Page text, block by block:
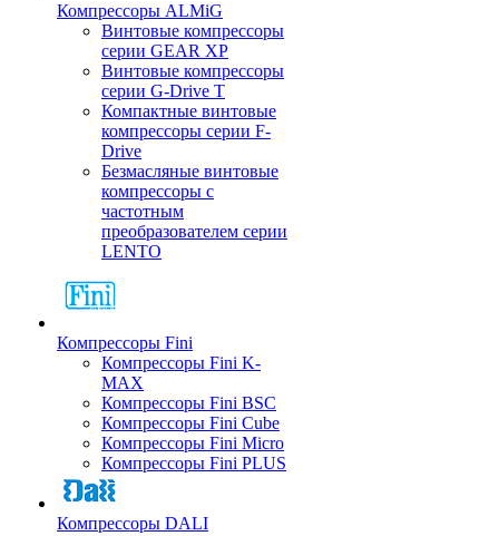
Компрессоры ALMiG
Винтовые компрессоры
серии GEAR XP
Винтовые компрессоры
серии G-Drive T
Компактные винтовые
компрессоры серии F-
Drive
Безмасляные винтовые
компрессоры с
частотным
преобразователем серии
LENTO
Компрессоры Fini
Компрессоры Fini K-
MAX
Компрессоры Fini BSC
Компрессоры Fini Cube
Компрессоры Fini Micro
Компрессоры Fini PLUS
Компрессоры DALI